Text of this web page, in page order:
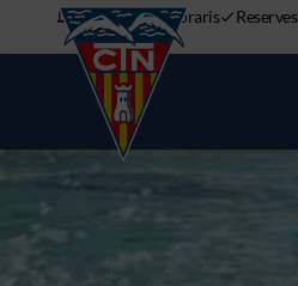
APP mòbil Horaris Reserves